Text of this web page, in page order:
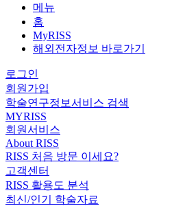
메뉴
홈
MyRISS
해외전자정보 바로가기
로그인
회원가입
학술연구정보서비스 검색
MYRISS
회원서비스
About RISS
RISS 처음 방문 이세요?
고객센터
RISS 활용도 분석
최신/인기 학술자료